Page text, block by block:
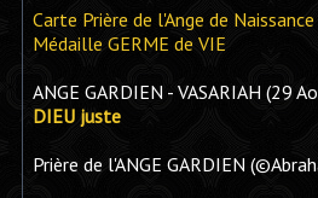
Carte Prière de l'Ange de
Médaille GERME de VIE
ANGE GARDIEN - VASARIAH (29
DIEU juste
Prière de l'ANGE GARDIEN